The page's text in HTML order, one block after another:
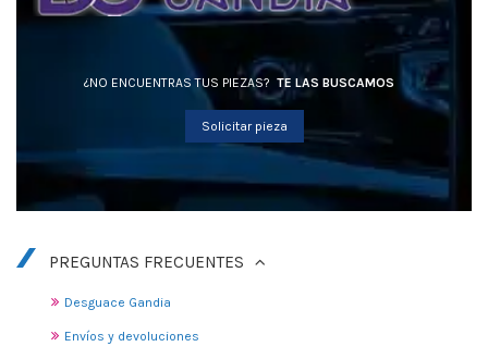
¿NO ENCUENTRAS TUS PIEZAS? TE LAS BUSCAMOS
Solicitar pieza
PREGUNTAS FRECUENTES
Desguace Gandia
Envíos y devoluciones